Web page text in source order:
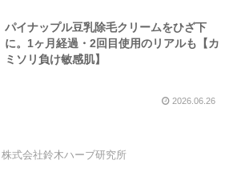
パイナップル豆乳除毛クリームをひざ下
に。1ヶ月経過・2回目使用のリアルも【カ
ミソリ負け敏感肌】
2026.06.26
株式会社鈴木ハーブ研究所